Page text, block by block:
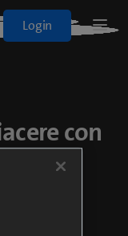
Login
con
Light